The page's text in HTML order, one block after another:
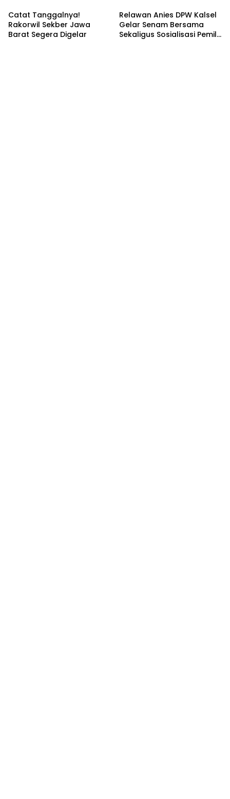
Semarang
Catat Tanggalnya!
Rakorwil Sekber Jawa
Barat Segera Digelar
Relawan Anies DPW Kalsel
Gelar Senam Bersama
Sekaligus Sosialisasi Pemilu